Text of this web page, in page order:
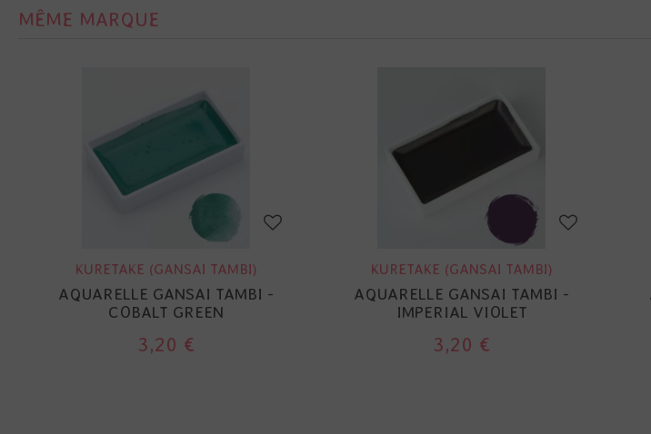
MÊME MARQUE
KURETAKE (GANSAI TAMBI)
AQUARELLE GANSAI TAMBI -
COBALT GREEN
3,20 €
KURETAKE (GANSAI TAMBI)
AQUARELLE GANSAI TAMBI -
IMPERIAL VIOLET
3,20 €